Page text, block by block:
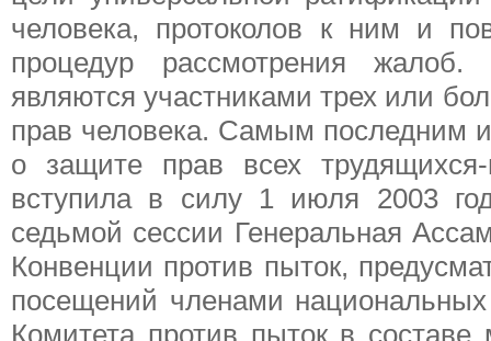
человека, протоколов к ним и
процедур рассмотрения жалоб.
являются участниками трех или
прав человека. Самым последним
о защите прав всех
вступила в силу 1 июля 2003
седьмой сессии Генеральная
Конвенции против пыток,
посещений членами
Комитета против пыток в составе